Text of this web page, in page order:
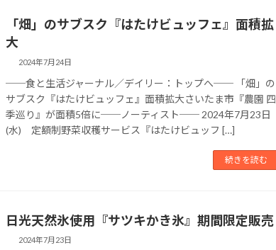
「畑」のサブスク『はたけビュッフェ』面積拡
大
2024年7月24日
──食と生活ジャーナル／デイリー：トップへ── 「畑」の
サブスク『はたけビュッフェ』面積拡大さいたま市『農園 四
季巡り』が面積5倍に──ノーティスト── 2024年7月23日
(水) 定額制野菜収穫サービス『はたけビュッフ […]
続きを読む
日光天然氷使用『サツキかき氷』期間限定販売
2024年7月23日